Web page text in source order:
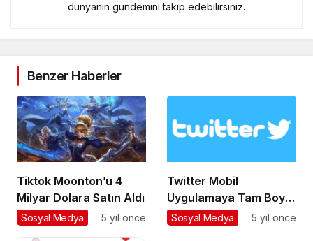
dünyanın gündemini takip edebilirsiniz.
Benzer Haberler
Tiktok Moonton’u 4
Milyar Dolara Satın Aldı
Sosyal Medya 5 yıl önce
Twitter Mobil
Uygulamaya Tam Boy
Fotoğraf Özelliği
Sosyal Medya 5 yıl önce